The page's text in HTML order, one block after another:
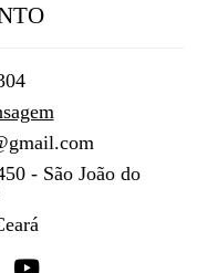
- São João do